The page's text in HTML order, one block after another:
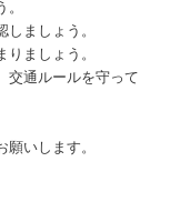
ましょう。
ましょう。
交通ルールを守って
いします。